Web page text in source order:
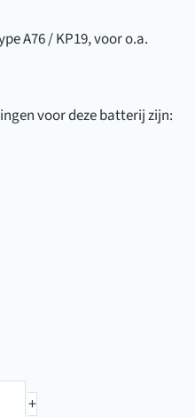
A76 / KP19, voor o.a.
voor deze batterij zijn:
+